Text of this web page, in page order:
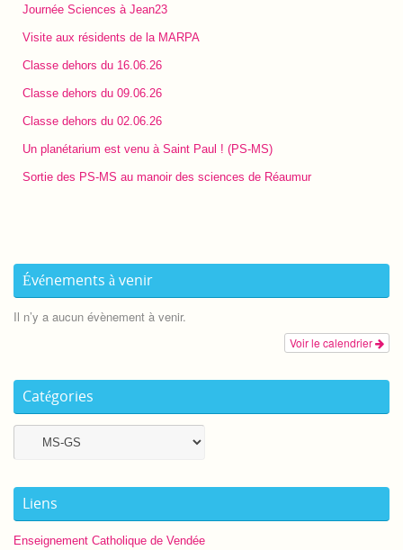
Journée Sciences à Jean23
Visite aux résidents de la MARPA
Classe dehors du 16.06.26
Classe dehors du 09.06.26
Classe dehors du 02.06.26
Un planétarium est venu à Saint Paul ! (PS-MS)
Sortie des PS-MS au manoir des sciences de Réaumur
Événements à venir
Il n’y a aucun évènement à venir.
Voir le calendrier
Catégories
Liens
Enseignement Catholique de Vendée